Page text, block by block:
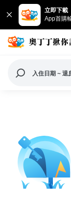
立即下載
App首購
入住日期 ~ 退